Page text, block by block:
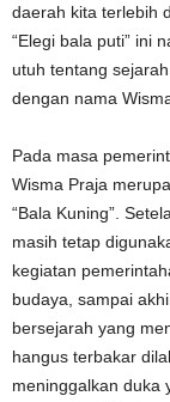
daerah kita terlebih
“Elegi bala puti” ini
utuh tentang
dengan nama
Pada masa
Wisma Praja
“Bala Kuning”.
masih tetap
kegiatan
budaya, sampai
bersejarah yang
hangus terbakar
meninggalkan duka